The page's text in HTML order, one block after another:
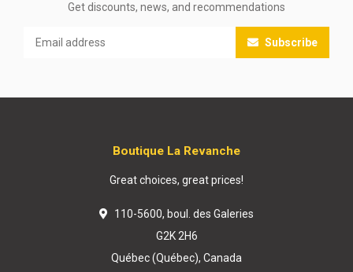
Get discounts, news, and recommendations
Subscribe
Boutique La Revanche
Great choices, great prices!
110-5600, boul. des Galeries
G2K 2H6
Québec (Québec), Canada